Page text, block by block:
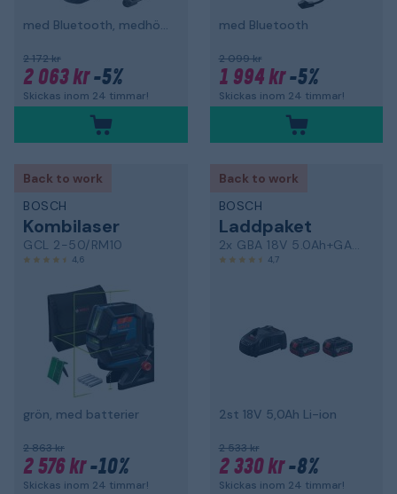
med Bluetooth, medhörning och hjässbygel
2 172 kr
2 063 kr-5%
Skickas inom 24 timmar!
med Bluetooth
2 099 kr
1 994 kr-5%
Skickas inom 24 timmar!
Back to work
BOSCH
Kombilaser
GCL 2-50/RM10
4,6
grön, med batterier
2 863 kr
2 576 kr-10%
Skickas inom 24 timmar!
Back to work
BOSCH
Laddpaket
2x GBA 18V 5.0Ah+GAL 1880 CV
4,7
2st 18V 5,0Ah Li-ion
2 533 kr
2 330 kr-8%
Skickas inom 24 timmar!